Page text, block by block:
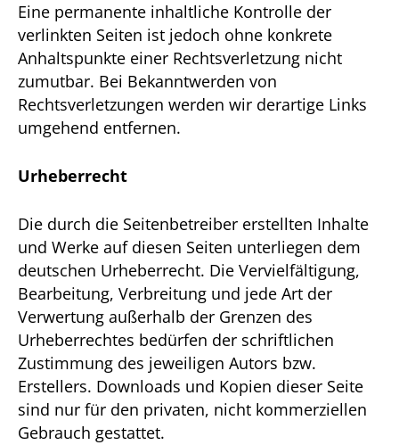
Eine permanente inhaltliche Kontrolle der
verlinkten Seiten ist jedoch ohne konkrete
Anhaltspunkte einer Rechtsverletzung nicht
zumutbar. Bei Bekanntwerden von
Rechtsverletzungen werden wir derartige Links
umgehend entfernen.
Urheberrecht
Die durch die Seitenbetreiber erstellten Inhalte
und Werke auf diesen Seiten unterliegen dem
deutschen Urheberrecht. Die Vervielfältigung,
Bearbeitung, Verbreitung und jede Art der
Verwertung außerhalb der Grenzen des
Urheberrechtes bedürfen der schriftlichen
Zustimmung des jeweiligen Autors bzw.
Erstellers. Downloads und Kopien dieser Seite
sind nur für den privaten, nicht kommerziellen
Gebrauch gestattet.